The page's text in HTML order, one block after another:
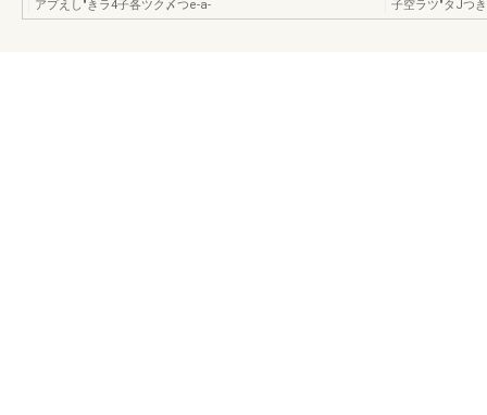
アプえし"きラ4子各ツク〆つe-a-
子空ラツ"タJつき